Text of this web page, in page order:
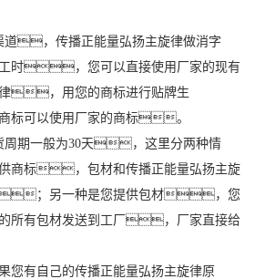
，传播正能量弘扬主旋律做消字
时，您可以直接使用厂家的现有
律，用您的商标进行贴牌生
标可以使用厂家的商标。
期一般为30天，这里分两种情
标，包材和传播正能量弘扬主旋
；另一种是您提供包材，您
所有包材发送到工厂，厂家直接给
有自己的传播正能量弘扬主旋律原